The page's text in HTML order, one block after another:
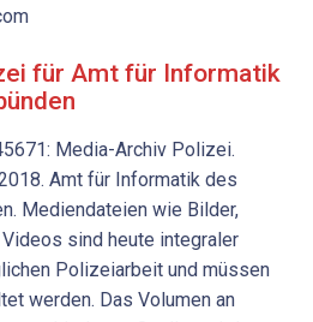
für Amt für Informatik
Media-Archiv Polizei.
Amt für Informatik des
Mediendateien wie Bilder,
Videos sind heute integraler
Polizeiarbeit und müssen
werden. Das Volumen an